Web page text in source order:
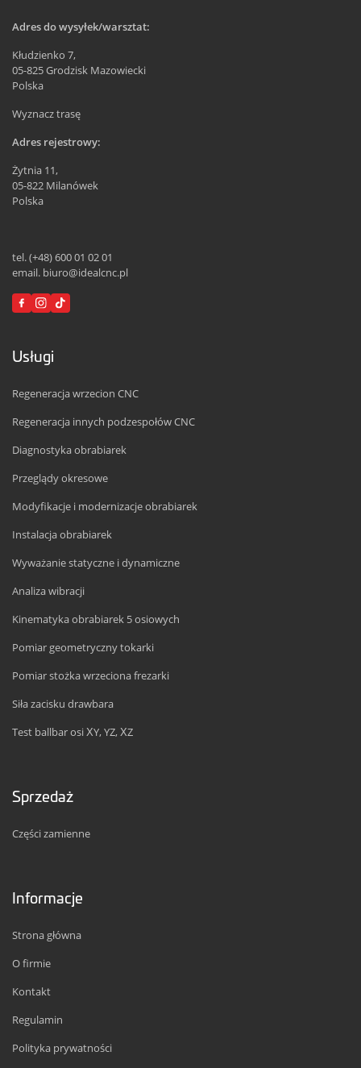
Adres do wysyłek/warsztat:
Kłudzienko 7,
05-825 Grodzisk Mazowiecki
Polska
Wyznacz trasę
Adres rejestrowy:
Żytnia 11,
05-822 Milanówek
Polska
tel. (+48) 600 01 02 01
email. biuro@idealcnc.pl
Usługi
Regeneracja wrzecion CNC
Regeneracja innych podzespołów CNC
Diagnostyka obrabiarek
Przeglądy okresowe
Modyfikacje i modernizacje obrabiarek
Instalacja obrabiarek
Wyważanie statyczne i dynamiczne
Analiza wibracji
Kinematyka obrabiarek 5 osiowych
Pomiar geometryczny tokarki
Pomiar stożka wrzeciona frezarki
Siła zacisku drawbara
Test ballbar osi XY, YZ, XZ
Sprzedaż
Części zamienne
Informacje
Strona główna
O firmie
Kontakt
Regulamin
Polityka prywatności